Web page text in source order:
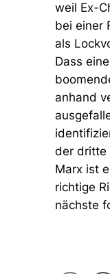
weil Ex-
bei einer
als
Dass
anhand
der dritte
Marx ist
richtige
nächste